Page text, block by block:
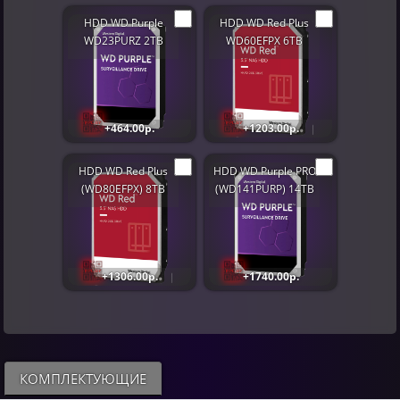
HDD WD Purple
WD23PURZ 2TB
+464.00р.
HDD WD Red Plus
WD60EFPX 6TB
+1203.00р.
HDD WD Red Plus
(WD80EFPX) 8TB
+1306.00р.
HDD WD Purple PRO
(WD141PURP) 14TB
+1740.00р.
КОМПЛЕКТУЮЩИЕ